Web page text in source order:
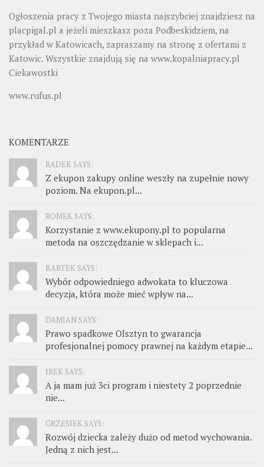
Ogłoszenia pracy z Twojego miasta najszybciej znajdziesz na
placpigal.pl a jeżeli mieszkasz poza Podbeskidziem, na
przykład w Katowicach, zapraszamy na stronę z ofertami z
Katowic. Wszystkie znajdują się na www.kopalniapracy.pl
Ciekawostki
www.rufus.pl
KOMENTARZE
RADEK SAYS:
Z ekupon zakupy online weszły na zupełnie nowy
poziom. Na ekupon.pl...
ROMEK SAYS:
Korzystanie z www.ekupony.pl to popularna
metoda na oszczędzanie w sklepach i...
BARTEK SAYS:
Wybór odpowiedniego adwokata to kluczowa
decyzja, która może mieć wpływ na...
DAMIAN SAYS:
Prawo spadkowe Olsztyn to gwarancja
profesjonalnej pomocy prawnej na każdym etapie...
IREK SAYS:
A ja mam już 3ci program i niestety 2 poprzednie
nie...
GRZESIEK SAYS:
Rozwój dziecka zależy dużo od metod wychowania.
Jedną z nich jest...